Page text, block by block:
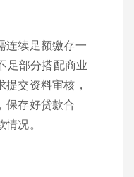
连续足额缴存一
足部分搭配商业
交资料审核，
保存好贷款合
况。